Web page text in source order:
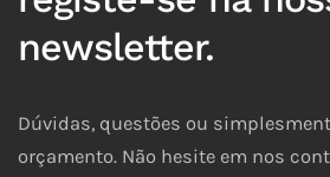
newsletter.
Dúvidas, questões ou
orçamento. Não hesite em nos